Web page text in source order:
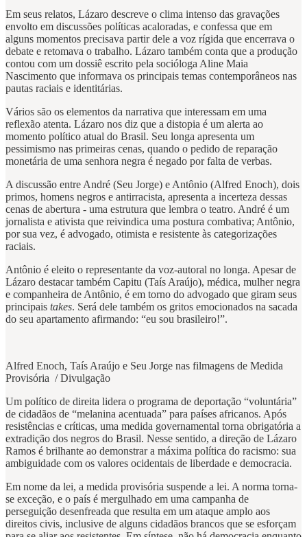
Em seus relatos, Lázaro descreve o clima intenso das gravações
envolto em discussões políticas acaloradas, e confessa que em
alguns momentos precisava partir dele a voz rígida que encerrava o
debate e retomava o trabalho. Lázaro também conta que a produção
contou com um dossiê escrito pela socióloga Aline Maia
Nascimento que informava os principais temas contemporâneos nas
pautas raciais e identitárias.
Vários são os elementos da narrativa que interessam em uma
reflexão atenta. Lázaro nos diz que a distopia é um alerta ao
momento político atual do Brasil. Seu longa apresenta um
pessimismo nas primeiras cenas, quando o pedido de reparação
monetária de uma senhora negra é negado por falta de verbas.
A discussão entre André (Seu Jorge) e Antônio (Alfred Enoch), dois
primos, homens negros e antirracista, apresenta a incerteza dessas
cenas de abertura - uma estrutura que lembra o teatro. André é um
jornalista e ativista que reivindica uma postura combativa; Antônio,
por sua vez, é advogado, otimista e resistente às categorizações
raciais.
Antônio é eleito o representante da voz-autoral no longa. Apesar de
Lázaro destacar também Capitu (Taís Araújo), médica, mulher negra
e companheira de Antônio, é em torno do advogado que giram seus
principais takes. Será dele também os gritos emocionados na sacada
do seu apartamento afirmando: “eu sou brasileiro!”.
Alfred Enoch, Taís Araújo e Seu Jorge nas filmagens de Medida
Provisória / Divulgação
Um político de direita lidera o programa de deportação “voluntária”
de cidadãos de “melanina acentuada” para países africanos. Após
resistências e críticas, uma medida governamental torna obrigatória a
extradição dos negros do Brasil. Nesse sentido, a direção de Lázaro
Ramos é brilhante ao demonstrar a máxima política do racismo: sua
ambiguidade com os valores ocidentais de liberdade e democracia.
Em nome da lei, a medida provisória suspende a lei. A norma torna-
se exceção, e o país é mergulhado em uma campanha de
perseguição desenfreada que resulta em um ataque amplo aos
direitos civis, inclusive de alguns cidadãos brancos que se esforçam